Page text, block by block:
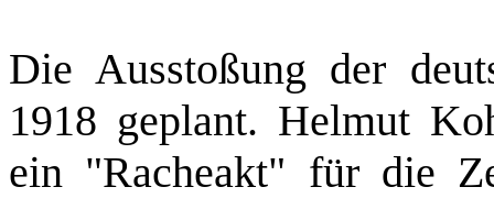
Die Ausstoßung der
1918 geplant. Helmut
ein "Racheakt" für die